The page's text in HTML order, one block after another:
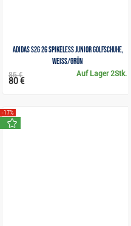
Adidas S2G 26 Spikeless Junior Golfschuhe,
weiss/grün
Auf Lager2Stk.
85 €
80 €
-17%